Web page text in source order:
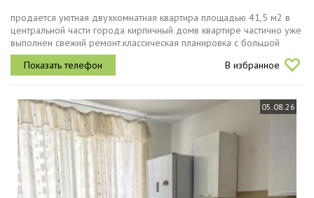
продается уютная двухкомнатная квартира площадью 41,5 м2 в
центральной части города кирпичный домв квартире частично уже
выполнен свежий ремонт.классическая планировка с большой
гостиной, окна квартиры с балконом выходит во двор. большая
часть...
В избранное
05.08.26